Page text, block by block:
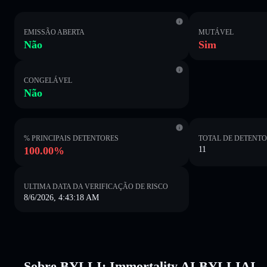
EMISSÃO ABERTA
Não
MUTÁVEL
Sim
CONGELÁVEL
Não
% PRINCIPAIS DETENTORES
100.00%
TOTAL DE
11
ULTIMA DATA DA VERIFICAÇÃO DE RISCO
8/6/2026, 4:43:18 AM